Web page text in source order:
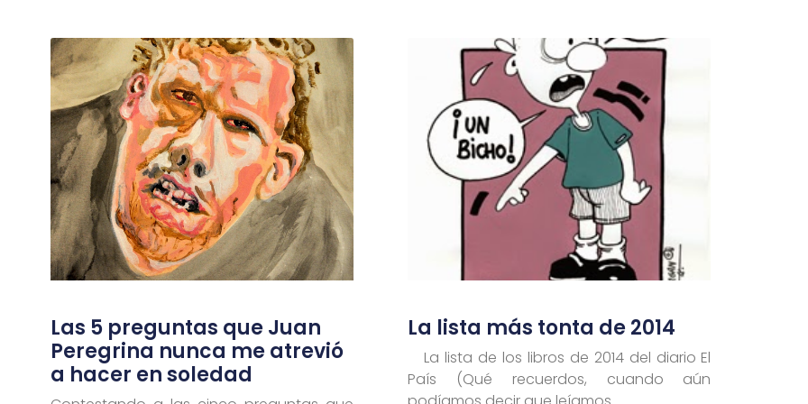
Las 5 preguntas que Juan
Peregrina nunca me atrevió
a hacer en soledad
La lista más tonta de 2014
La lista de los libros de 2014 del diario El
País (Qué recuerdos, cuando aún